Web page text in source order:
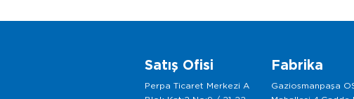
Satış Ofisi
Perpa Ticaret Merkezi A
Fabrika
Gaziosmanpaşa